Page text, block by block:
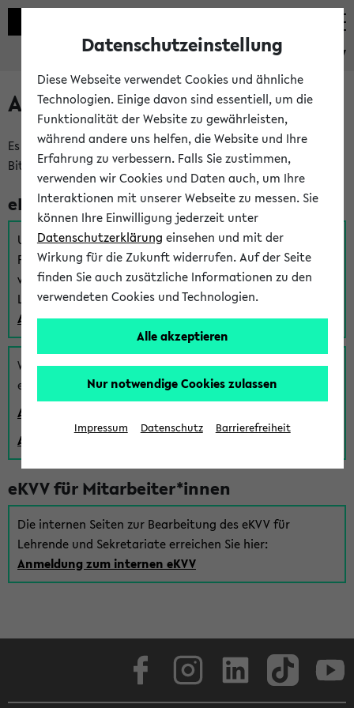
eKVV
Anmeldung am eKVV
Es gibt mehrere Möglichkeiten zur Anmeldung am eKVV.
Bitte wählen Sie die für Sie richtige aus:
eKVV für Studierende
Um sich einen Stundenplan zu erstellen und alle weiteren
Funktionen des eKVVs für Studierende zu nutzen,
verwenden Sie diesen Link zur Anmeldung über Ihr Uni
Login:
Anmeldung zum eKVV der Studierenden
Wenn Sie (noch) kein Uni Login haben, können Sie das
eKVV auch über einen Gastzugang verwenden:
Anmeldung über einen vorhandenen Gastzugang
Anlegen eines neuen Gastzugangs
eKVV für Mitarbeiter*innen
Die internen Seiten zur Bearbeitung des eKVV für
Lehrende und Sekretariate erreichen Sie hier:
Anmeldung zum internen eKVV
Datenschutzeinstellung
Diese Webseite verwendet Cookies und ähnliche
Technologien. Einige davon sind essentiell, um die
Funktionalität der Website zu gewährleisten,
während andere uns helfen, die Website und Ihre
Erfahrung zu verbessern. Falls Sie zustimmen,
verwenden wir Cookies und Daten auch, um Ihre
Interaktionen mit unserer Webseite zu messen. Sie
können Ihre Einwilligung jederzeit unter
Datenschutzerklärung einsehen und mit der
Wirkung für die Zukunft widerrufen. Auf der Seite
finden Sie auch zusätzliche Informationen zu den
verwendeten Cookies und Technologien.
Alle akzeptieren
Nur notwendige Cookies zulassen
Impressum Datenschutz Barrierefreiheit